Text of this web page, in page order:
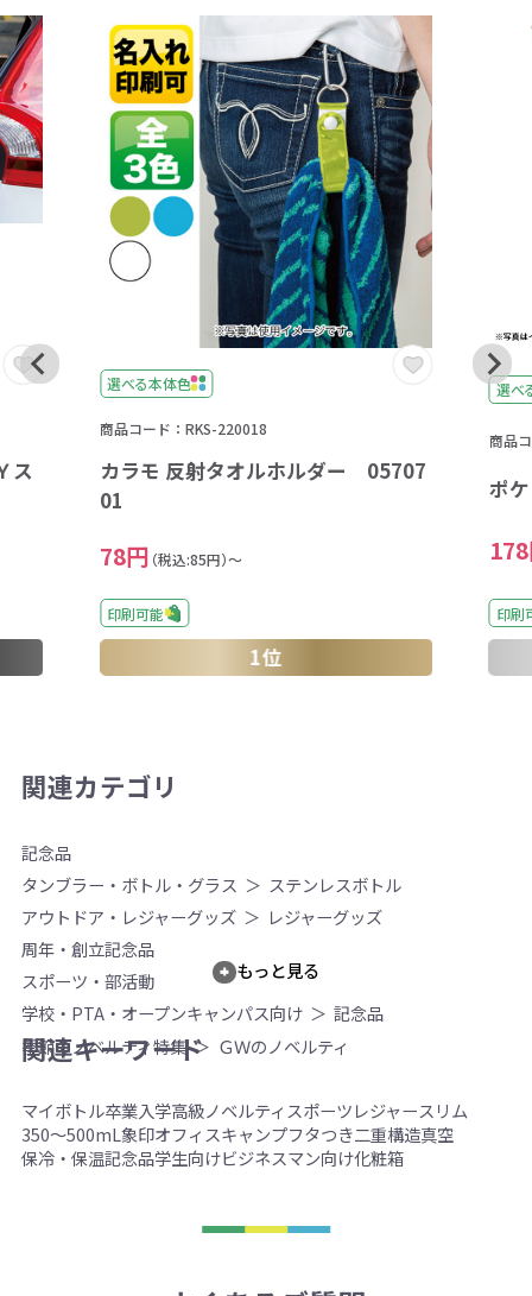
ス
選べる本体色
商品コード：RKS-220018
カラモ 反射タオルホルダー 05707
01
78円 （税込:85円）～
印刷可能
1位
選べ
商品
ポ
印刷
関連カテゴリ
記念品
タンブラー・ボトル・グラス
ステンレスボトル
アウトドア・レジャーグッズ
レジャーグッズ
周年・創立記念品
スポーツ・部活動
学校・PTA・オープンキャンパス向け
記念品
季節のノベルティ特集
ＧＷのノベルティ
もっと見る
関連キーワード
マイボトル卒業入学高級ノベルティ スポーツレジャースリム
350～500mL象印オフィスキャンプフタつき二重構造真空
保冷・保温記念品学生向けビジネスマン向け化粧箱